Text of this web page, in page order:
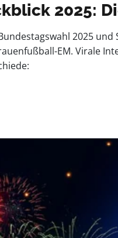
2025:
2025
EM. Virale